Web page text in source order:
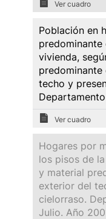
Ver cuadro
Población en
predominante
vivienda,
techo y
Ver cuadro
Hogares por
los pisos de
y material
exterior del
cielorraso.
Julio. Año